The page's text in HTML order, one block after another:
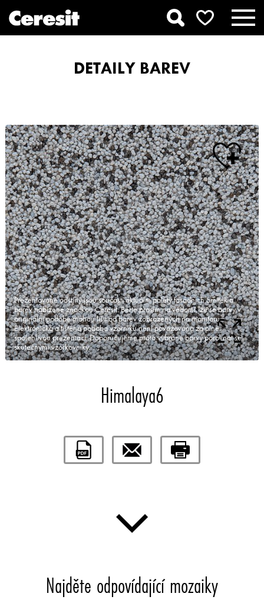
DETAILY BAREV
Prezentované odstíny jsou součástí aktuální palety fasádních omítek a
barev nabízené značkou Ceresit. Berte prosím na vědomí, že se barvy v
originální podobě mohou lišit od barev zobrazených na monitoru.
Elektronická a tištěná podoba vzorníku není považována za plně
spolehlivou prezentaci. Doporučujeme proto vybrané barvy porovnat se
skutečnými vzorkovníky.
Himalaya6
Najděte odpovídající mozaiky